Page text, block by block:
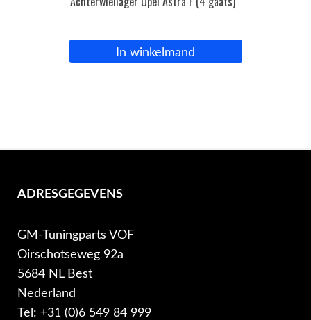
In winkelmand
ADRESGEGEVENS
GM-Tuningparts VOF
Oirschotseweg 92a
5684 NL Best
Nederland
Tel: +31 (0)6 549 84 999